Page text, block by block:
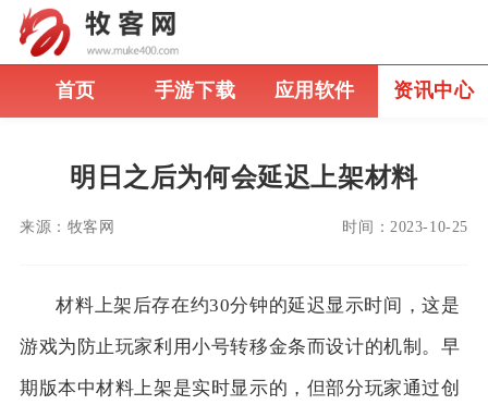
首页 手游下载 应用软件 资讯中心
明日之后为何会延迟上架材料
来源： 牧客网 时间： 2023-10-25
材料上架后存在约30分钟的延迟显示时间，这是
游戏为防止玩家利用小号转移金条而设计的机制。早
期版本中材料上架是实时显示的，但部分玩家通过创